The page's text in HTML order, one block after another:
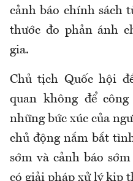
cảnh báo chính sách
thước đo phản ánh
gia.
Chủ tịch Quốc hội
quan không để
những bức xúc của
chủ động nắm bắt
sớm và cảnh báo
có giải pháp xử lý kịp